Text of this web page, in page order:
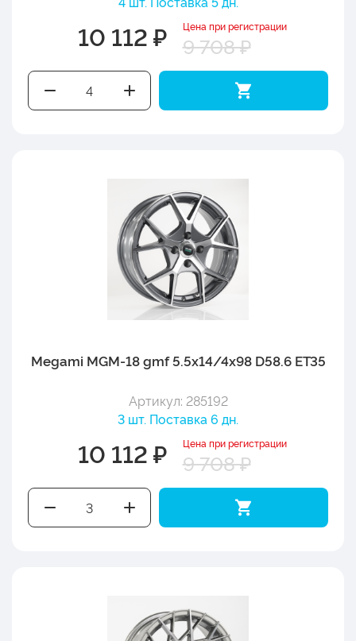
10 112 ₽ Цена при регистрации
9 708 ₽
Megami MGM-18 gmf 5.5x14/4x98 D58.6 ET35
Артикул: 285192
3 шт. Поставка 6 дн.
10 112 ₽ Цена при регистрации
9 708 ₽